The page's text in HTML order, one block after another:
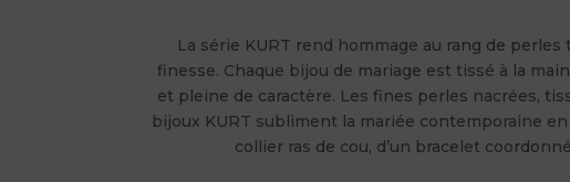
La série KURT rend hommage au rang de
finesse. Chaque bijou de mariage est tissé à la
et pleine de caractère. Les fines perles nacrées,
bijoux KURT subliment la mariée contemporaine
collier ras de cou, d’un bracelet